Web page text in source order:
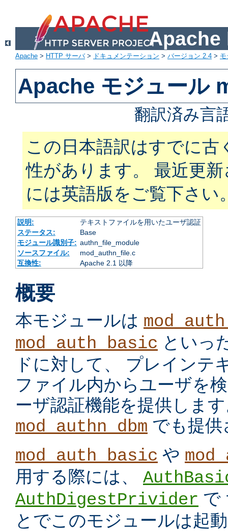
Apache
Apache > HTTP サーバ> ドキュメンテーション > バージョン 2.4 >
Apache モジュール
翻訳済み言
この日本語訳はすでに古
性があります。 最近更
には英語版をご覧下さい
説明:
テキストファイルを用いたユーザ認証
ステータス:
Base
モジュール識別子: authn_file_module
ソースファイル:
mod_authn_file.c
互換性:
Apache 2.1 以降
概要
本モジュールは
mod_auth_basic といっ
ドに対して、 プレインテ
ファイル内からユーザを
ーザ認証機能を提供しま
mod_authn_dbm でも提
mod_auth_basic や
用する際には、
AuthDigestPrivider で
とでこのモジュールは起